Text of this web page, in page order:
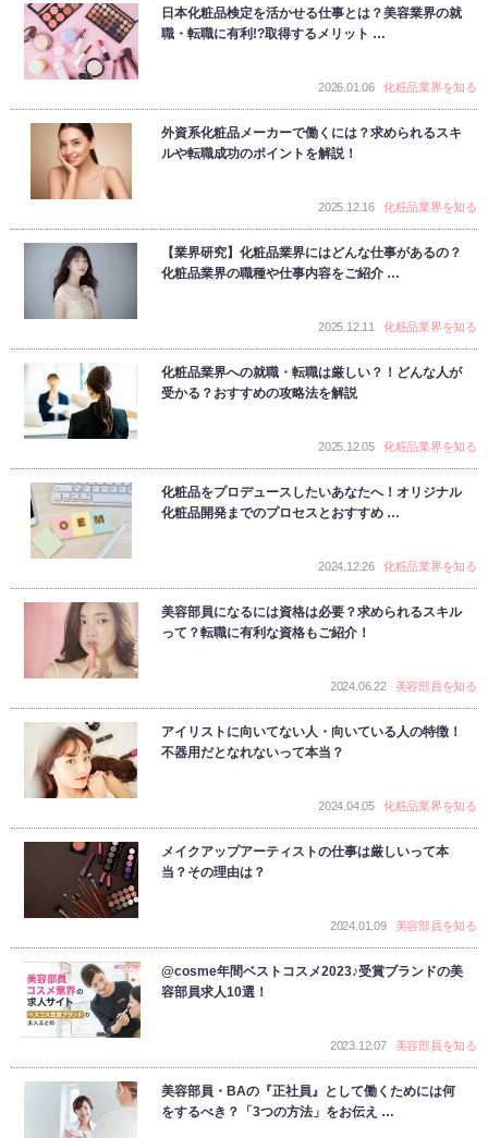
日本化粧品検定を活かせる仕事とは？美容業界の就
職・転職に有利!?取得するメリット …
2026.01.06 化粧品業界を知る
外資系化粧品メーカーで働くには？求められるスキ
ルや転職成功のポイントを解説！
2025.12.16 化粧品業界を知る
【業界研究】化粧品業界にはどんな仕事があるの？
化粧品業界の職種や仕事内容をご紹介 …
2025.12.11 化粧品業界を知る
化粧品業界への就職・転職は厳しい？！どんな人が
受かる？おすすめの攻略法を解説
2025.12.05 化粧品業界を知る
化粧品をプロデュースしたいあなたへ！オリジナル
化粧品開発までのプロセスとおすすめ …
2024.12.26 化粧品業界を知る
美容部員になるには資格は必要？求められるスキル
って？転職に有利な資格もご紹介！
2024.06.22 美容部員を知る
アイリストに向いてない人・向いている人の特徴！
不器用だとなれないって本当？
2024.04.05 化粧品業界を知る
メイクアップアーティストの仕事は厳しいって本
当？その理由は？
2024.01.09 美容部員を知る
@cosme年間ベストコスメ2023♪受賞ブランドの美
容部員求人10選！
2023.12.07 美容部員を知る
美容部員・BAの『正社員』として働くためには何
をするべき？「3つの方法」をお伝え …